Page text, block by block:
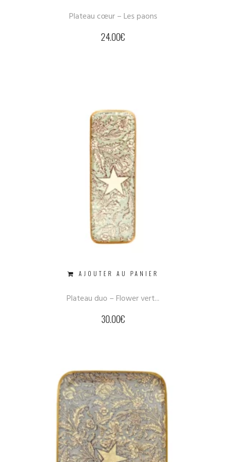
Plateau cœur – Les paons
24.00€
AJOUTER AU PANIER
Plateau duo – Flower vert...
30.00€